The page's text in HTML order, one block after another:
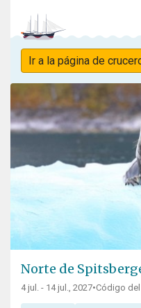
Ir a la página de
Norte de
4 jul. - 14 jul., 2027•Código del